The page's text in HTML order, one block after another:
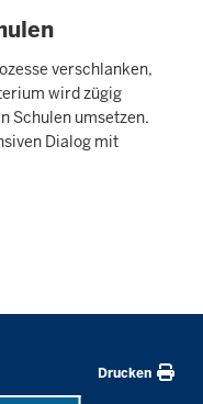
verschlanken,
wird zügig
Schulen umsetzen.
Dialog mit
Drucken